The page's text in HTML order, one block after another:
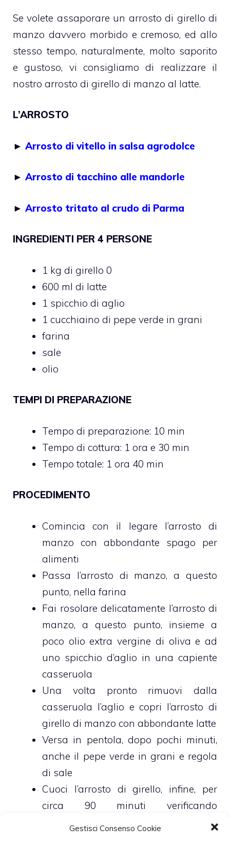
Gestisci Consenso Cookie
Se volete assaporare un arrosto di girello di
manzo davvero morbido e cremoso, ed allo
stesso tempo, naturalmente, molto saporito
e gustoso, vi consigliamo di realizzare il
nostro arrosto di girello di manzo al latte.
L’ARROSTO
► Arrosto di vitello in salsa agrodolce
► Arrosto di tacchino alle mandorle
► Arrosto tritato al crudo di Parma
INGREDIENTI PER 4 PERSONE
1 kg di girello 0
600 ml di latte
1 spicchio di aglio
1 cucchiaino di pepe verde in grani
farina
sale
olio
TEMPI DI PREPARAZIONE
Tempo di preparazione: 10 min
Tempo di cottura: 1 ora e 30 min
Tempo totale: 1 ora 40 min
PROCEDIMENTO
Comincia con il legare l’arrosto di
manzo con abbondante spago per
alimenti
Passa l’arrosto di manzo, a questo
punto, nella farina
Fai rosolare delicatamente l’arrosto di
manzo, a questo punto, insieme a
poco olio extra vergine di oliva e ad
uno spicchio d’aglio in una capiente
casseruola
Una volta pronto rimuovi dalla
casseruola l’aglio e copri l’arrosto di
girello di manzo con abbondante latte
Versa in pentola, dopo pochi minuti,
anche il pepe verde in grani e regola
di sale
Cuoci l’arrosto di girello, infine, per
circa 90 minuti verificando
costantemente il grado di cottura e